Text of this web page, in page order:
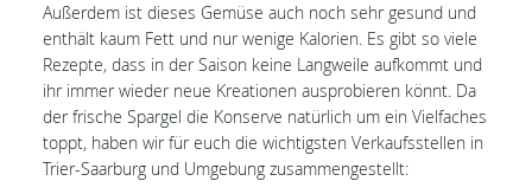
Außerdem ist dieses Gemüse auch noch sehr gesund und
enthält kaum Fett und nur wenige Kalorien. Es gibt so viele
Rezepte, dass in der Saison keine Langweile aufkommt und
ihr immer wieder neue Kreationen ausprobieren könnt. Da
der frische Spargel die Konserve natürlich um ein Vielfaches
toppt, haben wir für euch die wichtigsten Verkaufsstellen in
Trier-Saarburg und Umgebung zusammengestellt: